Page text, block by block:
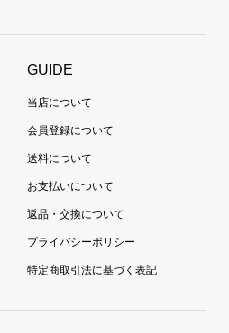
GUIDE
当店について
会員登録について
送料について
お支払いについて
返品・交換について
プライバシーポリシー
特定商取引法に基づく表記